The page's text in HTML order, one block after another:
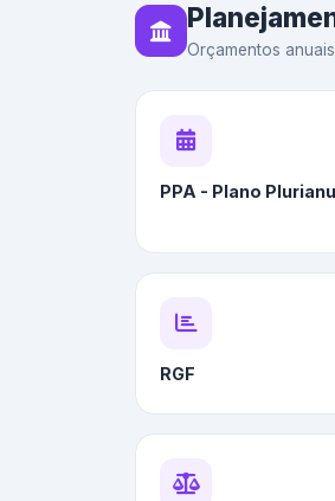
Orçamentos
PPA - Plano
RGF